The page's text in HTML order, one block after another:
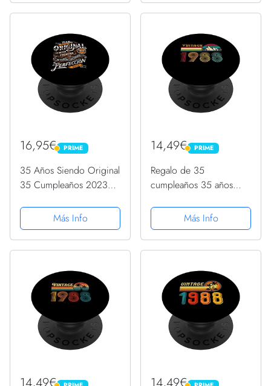
PopGrip Intercambiable
16,95€ PRIME
PRIME
35 Años Siendo Original
35 Cumpleaños 2023
PopSockets PopGrip
Intercambiable
Más Info
14,49€ PRIME
PRIME
Regalo de 35
cumpleaños 35 años
vintage 1988
PopSockets PopGrip
Intercambiable
Más Info
14,49€ 14,49€